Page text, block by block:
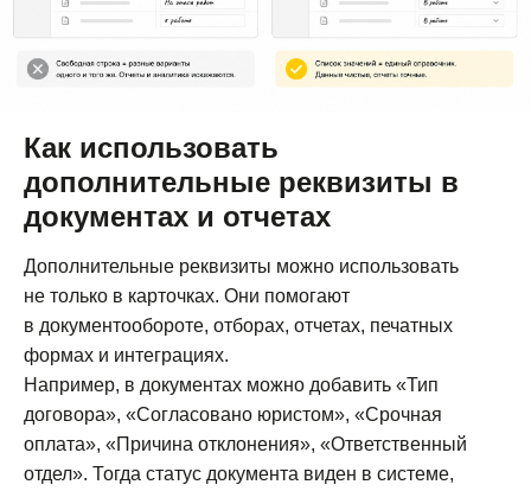
Как использовать
дополнительные реквизиты в
документах и отчетах
Дополнительные реквизиты можно использовать
не только в карточках. Они помогают
в документообороте, отборах, отчетах, печатных
формах и интеграциях.
Например, в документах можно добавить «Тип
договора», «Согласовано юристом», «Срочная
оплата», «Причина отклонения», «Ответственный
отдел». Тогда статус документа виден в системе,